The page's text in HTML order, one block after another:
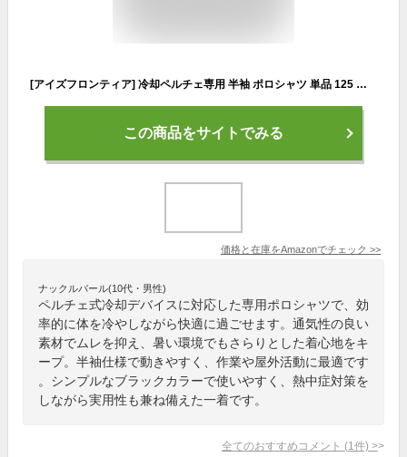
[アイズフロンティア] 冷却ペルチェ専用 半袖 ポロシャツ 単品 125 冷却ウェア 熱中症対策 L 5ブラック
この商品をサイトでみる
価格と在庫をAmazonでチェック >>
ナックルバール(10代・男性)
ペルチェ式冷却デバイスに対応した専用ポロシャツで、効
率的に体を冷やしながら快適に過ごせます。通気性の良い
素材でムレを抑え、暑い環境でもさらりとした着心地をキ
ープ。半袖仕様で動きやすく、作業や屋外活動に最適です
。シンプルなブラックカラーで使いやすく、熱中症対策を
しながら実用性も兼ね備えた一着です。
全てのおすすめコメント (1 件) >